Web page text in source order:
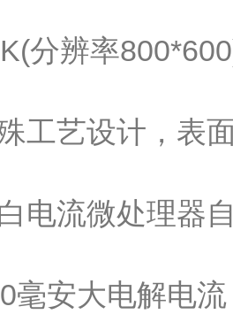
辨率800*600)
艺设计，表面
流微处理器自
安大电解电流